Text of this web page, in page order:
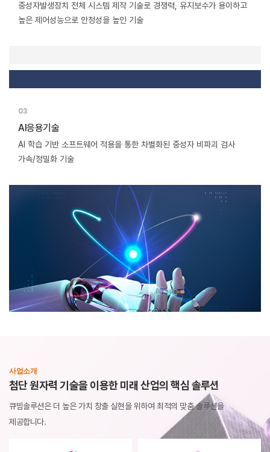
중성자발생장치 전체 시스템 제작 기술로 경쟁력, 유지보수가 용이하고
높은 제어성능으로 안정성을 높인 기술
03
AI응용기술
AI 학습 기반 소프트웨어 적용을 통한 차별화된 중성자 비파괴 검사
가속/정밀화 기술
사업소개
첨단 원자력 기술을 이용한 미래 산업의 핵심 솔루션
큐빔솔루션은 더 높은 가치 창출 실현을 위하여최적의 맞춤 솔루션을
제공합니다.